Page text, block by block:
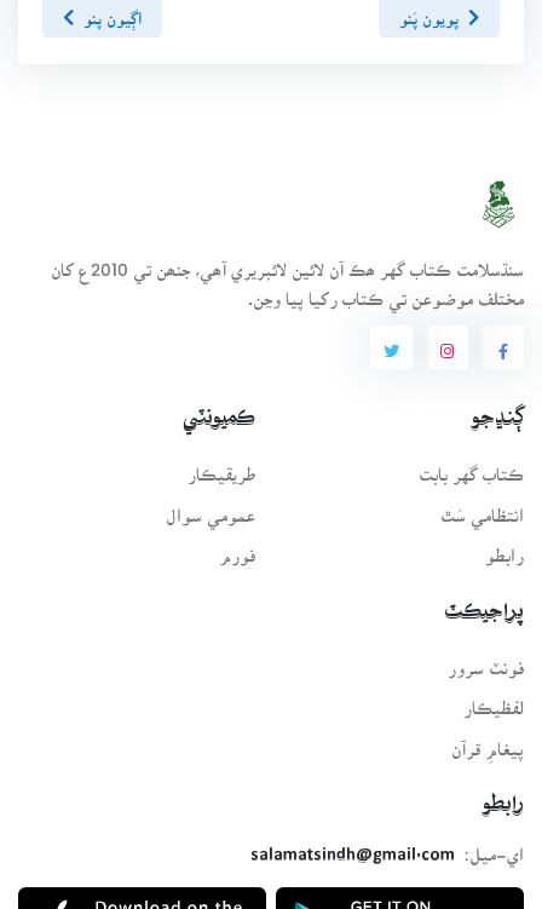
پويون پَنو اڳيون پنو
سنڌسلامت ڪتاب گهر ھڪ آن لائين لائبريري آھي، جنھن تي 2010ع کان
مختلف موضوعن تي ڪتاب رکيا پيا وڃن.
ڳنڍجو
ڪتاب گهر بابت
انتظامي سَٿ
رابطو
ڪميونٽي
طريقيڪار
عمومي سوال
فورم
پراجيڪٽ
لفظيڪار
پيغامِ قرآن
رابطو
اي-ميل:
salamatsindh@gmail.com